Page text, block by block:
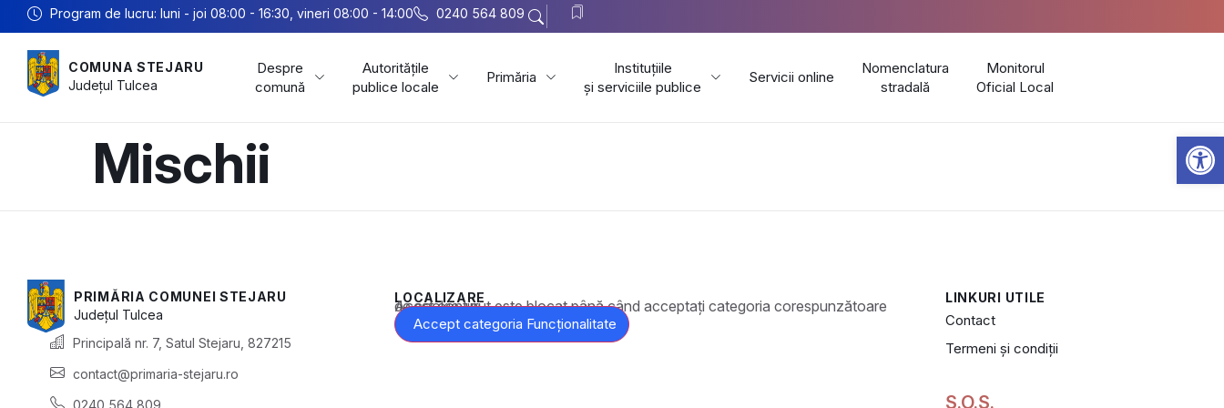
Program de lucru: luni - joi 08:00 - 16:30, vineri 08:00 - 14:00 0240 564 809
COMUNA STEJARU
Județul Tulcea
Despre
comună
Autoritățile
publice locale
Primăria
Instituțiile
și serviciile publice
Servicii online
Nomenclatura
stradală
Monitorul
Oficial Local
Mischii
PRIMĂRIA COMUNEI STEJARU
Județul Tulcea
Principală nr. 7, Satul Stejaru, 827215
contact@primaria-stejaru.ro
0240 564 809
LOCALIZARE
Acest conținut este blocat până când acceptați categoria corespunzătoare de cookie-uri.
Accept categoria Funcționalitate
LINKURI UTILE
Contact
Termeni și condiții
S.O.S.